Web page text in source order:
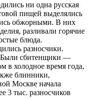
ни одна русская
пищей выделялись
обжорными. В них
разливали горячие
блюда.
разносчики.
сбитенщики —
в холодное время года,
блинники,
Москве начала
3 тыс. разносчиков